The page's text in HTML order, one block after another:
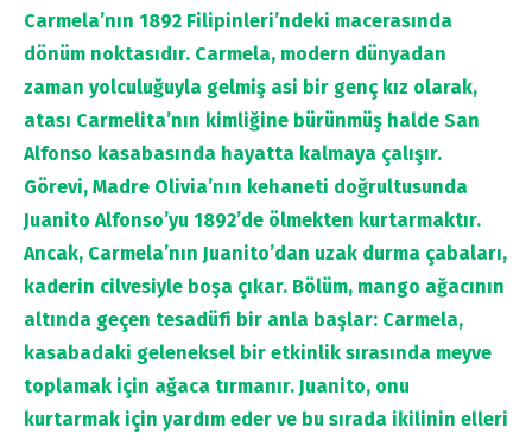
Carmela’nın 1892 Filipinleri’ndeki macerasında
dönüm noktasıdır. Carmela, modern dünyadan
zaman yolculuğuyla gelmiş asi bir genç kız olarak,
atası Carmelita’nın kimliğine bürünmüş halde San
Alfonso kasabasında hayatta kalmaya çalışır.
Görevi, Madre Olivia’nın kehaneti doğrultusunda
Juanito Alfonso’yu 1892’de ölmekten kurtarmaktır.
Ancak, Carmela’nın Juanito’dan uzak durma çabaları,
kaderin cilvesiyle boşa çıkar. Bölüm, mango ağacının
altında geçen tesadüfi bir anla başlar: Carmela,
kasabadaki geleneksel bir etkinlik sırasında meyve
toplamak için ağaca tırmanır. Juanito, onu
kurtarmak için yardım eder ve bu sırada ikilinin elleri